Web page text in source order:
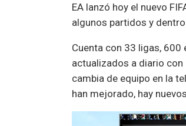
EA lanzó hoy el nuevo
algunos partidos y
Cuenta con 33 ligas,
actualizados a diario con
cambia de equipo en la
han mejorado, hay